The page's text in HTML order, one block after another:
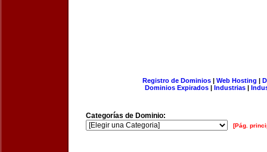
Registro de Dominios| Web Hosting |
Dominios Expirados | Industrias |
Categorías de Dominio:
[Pág.